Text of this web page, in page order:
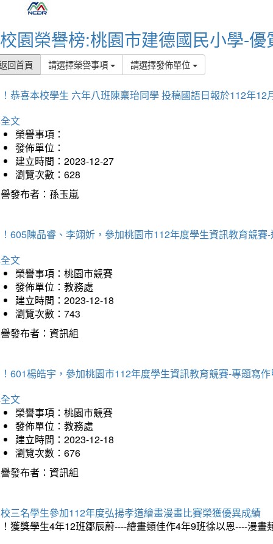
校園榮譽榜:桃園市建德國民小學-優
回首頁 請選擇榮譽事項 請選擇發佈單位
恭喜本校學生 六年八班陳稟珆同學 投稿國語日報於112年12
文
榮譽事項：
發佈單位：
建立時間：2023-12-27
瀏覽次數：628
發布者：孫玉嵐
605陳品睿、李翊妡，參加桃園市112年度學生資訊教育競賽
文
榮譽事項：桃園市競賽
發佈單位：教務處
建立時間：2023-12-18
瀏覽次數：743
發布者：資訊組
601楊皓宇，參加桃園市112年度學生資訊教育競賽-專題寫
文
榮譽事項：桃園市競賽
發佈單位：教務處
建立時間：2023-12-18
瀏覽次數：676
發布者：資訊組
三名學生參加112年度弘揚孝道繪畫漫畫比賽榮獲優異成績
獲獎學生4年12班鄒辰蔚----繪畫類佳作4年9班徐以恩----漫